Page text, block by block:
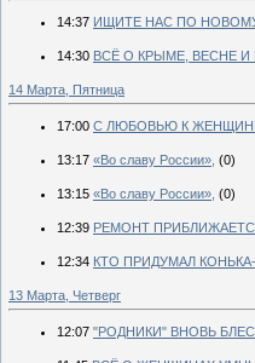
14:37 ИЩИТЕ НАС ПО
14:30 ВСЁ О КРЫМЕ, ВЕСНЕ И
14 Марта, Пятница
17:00 С ЛЮБОВЬЮ К
13:17 «Во славу России», (0)
13:15 «Во славу России», (0)
12:39 РЕМОНТ
12:34 КТО ПРИДУМАЛ
13 Марта, Четверг
12:07 "РОДНИКИ" ВНОВЬ